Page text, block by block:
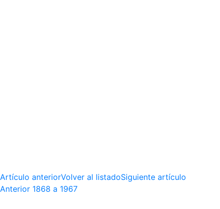
Artículo anteriorVolver al listadoSiguiente artículo
Anterior 1868 a 1967